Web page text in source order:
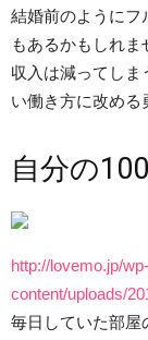
結婚前のようにフ
もあるかもしれま
収入は減ってしま
い働き方に改める
自分の
http://lovemo.jp/wp-
content/uploads/
毎日していた部屋